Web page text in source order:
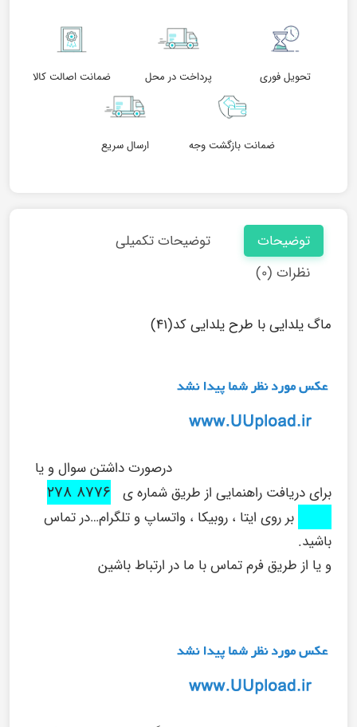
تحویل فوری پرداخت در محل ضمانت اصالت کالا
ضمانت بازگشت وجه ارسال سریع
توضیحات
توضیحات تکمیلی
نظرات (۰)
ماگ یلدایی با طرح یلدایی کد(۴۱)
درصورت داشتن سوال و یا
برای دریافت راهنمایی از طریق شماره ی
۸۷۷۶ ۲۷۸
بر روی ایتا ، روبیکا ، واتساپ و تلگرام…در تماس
باشید.
و یا از طریق فرم تماس با ما در ارتباط باشین